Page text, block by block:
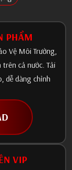
PHẨM
Vệ Môi Trường,
cả nước. Tải
dễ dàng chỉnh
VIP